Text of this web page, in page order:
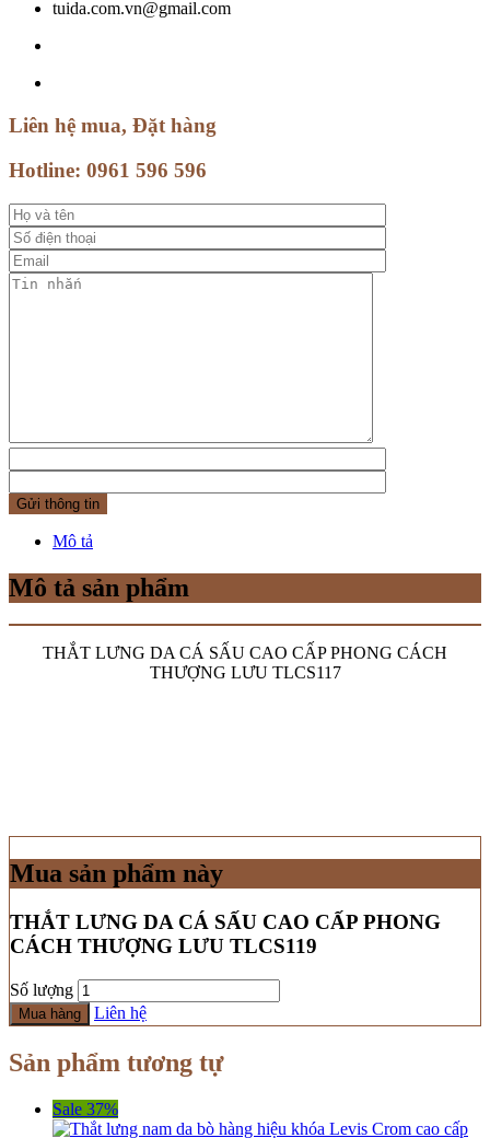
tuida.com.vn@gmail.com
Liên hệ mua, Đặt hàng
Hotline: 0961 596 596
Mô tả
Mô tả sản phẩm
THẮT LƯNG DA CÁ SẤU CAO CẤP PHONG CÁCH
THƯỢNG LƯU TLCS117
Mua sản phẩm này
THẮT LƯNG DA CÁ SẤU CAO CẤP PHONG
CÁCH THƯỢNG LƯU TLCS119
Số lượng
Mua hàng Liên hệ
Sản phẩm tương tự
Sale 37%